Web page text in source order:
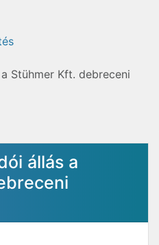
Stühmer Kft. debreceni
állás a